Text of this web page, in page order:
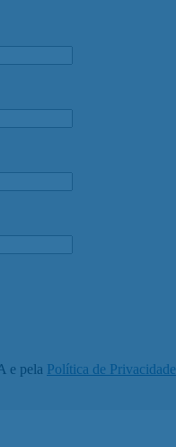
e pela Política de Privacidade